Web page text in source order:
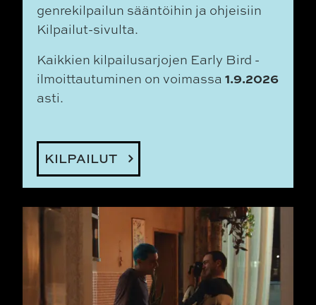
genrekilpailun sääntöihin ja ohjeisiin
Kilpailut-sivulta.
Kaikkien kilpailusarjojen Early Bird -
ilmoittautuminen on voimassa 1.9.2026
asti.
KILPAILUT